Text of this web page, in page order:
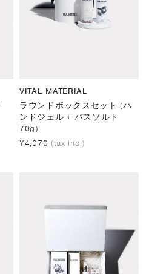
VITAL MATERIAL
ラウンドボックスセット (ハ
ンドジェル + バスソルト
70g)
¥4,070 (tax inc.)